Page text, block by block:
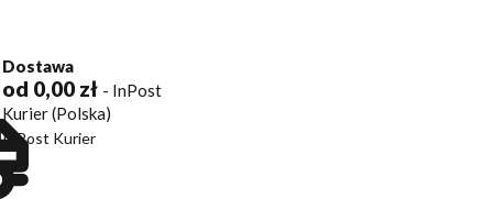
Dostawa
od 0,00 zł - InPost
Kurier (Polska)
InPost Kurier